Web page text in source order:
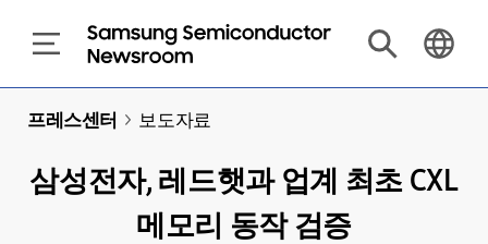
프레스센터 > 보도자료
삼성전자, 레드햇과 업계 최초 CXL
메모리 동작 검증